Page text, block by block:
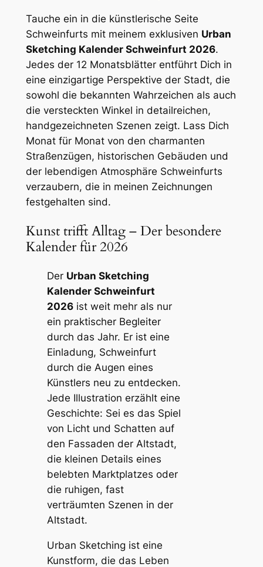
Tauche ein in die künstlerische Seite
Schweinfurts mit meinem exklusiven Urban
Sketching Kalender Schweinfurt 2026.
Jedes der 12 Monatsblätter entführt Dich in
eine einzigartige Perspektive der Stadt, die
sowohl die bekannten Wahrzeichen als auch
die versteckten Winkel in detailreichen,
handgezeichneten Szenen zeigt. Lass Dich
Monat für Monat von den charmanten
Straßenzügen, historischen Gebäuden und
der lebendigen Atmosphäre Schweinfurts
verzaubern, die in meinen Zeichnungen
festgehalten sind.
Kunst trifft Alltag – Der besondere
Kalender für 2026
Der Urban Sketching
Kalender Schweinfurt
2026ist weit mehr als nur
ein praktischer Begleiter
durch das Jahr. Er ist eine
Einladung, Schweinfurt
durch die Augen eines
Künstlers neu zu entdecken.
Jede Illustration erzählt eine
Geschichte: Sei es das Spiel
von Licht und Schatten auf
den Fassaden der Altstadt,
die kleinen Details eines
belebten Marktplatzes oder
die ruhigen, fast
verträumten Szenen in der
Altstadt.
Urban Sketching ist eine
Kunstform, die das Leben